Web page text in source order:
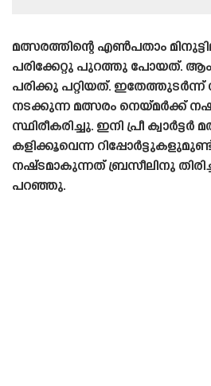
മത്സരത്തിന്റെ എൺപതാം
പരിക്കേറ്റു പുറത്തു പോയത്.
പരിക്കു പറ്റിയത്. ഇതേത്തുടർന്ന്
നടക്കുന്ന മത്സരം നെയ്‌മർക്ക്
സ്ഥിരീകരിച്ചു. ഇനി പ്രീ
കളിക്കൂവെന്ന
നഷ്‌ടമാകുന്നത് ബ്രസീലിനു
പറഞ്ഞു.